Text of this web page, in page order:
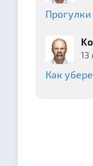
Прогулки
13
Как